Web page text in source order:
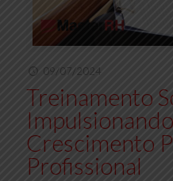
09/07/2024
Treinamento
Crescimento
Profissional